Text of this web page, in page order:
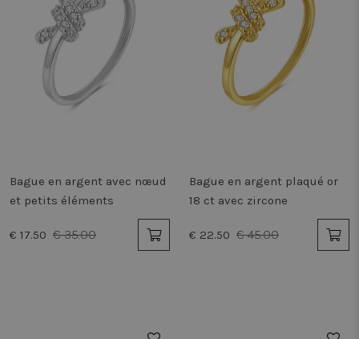
Bague en argent avec nœud
et petits éléments
€ 17.50 € 35.00
Bague en argent plaqué or
18 ct avec zircone
€ 22.50 € 45.00